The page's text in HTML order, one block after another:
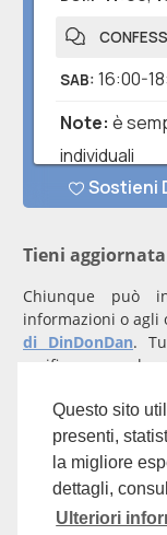
Questo sito
presenti,
la migliore
dettagli,
Ulteriori
Tieni
Chiunque può
informazioni o agli
di DinDonDan.
verifica
con
comunicazioni
Per qualunque